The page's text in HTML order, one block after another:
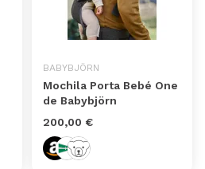
BABYBJÖRN
Mochila Porta Bebé One
de Babybjörn
200,00 €